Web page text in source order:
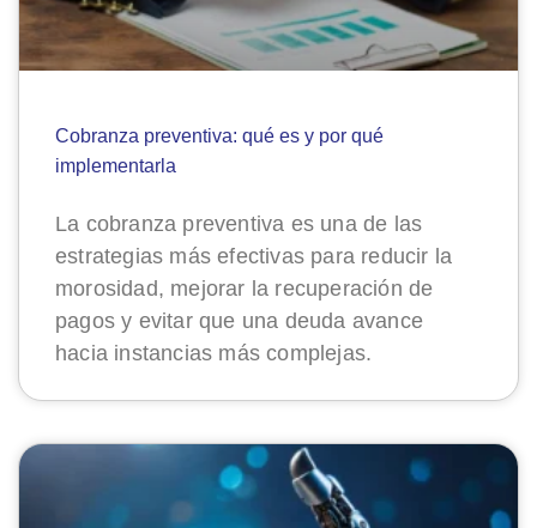
Cobranza preventiva: qué es y por qué
implementarla
La cobranza preventiva es una de las
estrategias más efectivas para reducir la
morosidad, mejorar la recuperación de
pagos y evitar que una deuda avance
hacia instancias más complejas.